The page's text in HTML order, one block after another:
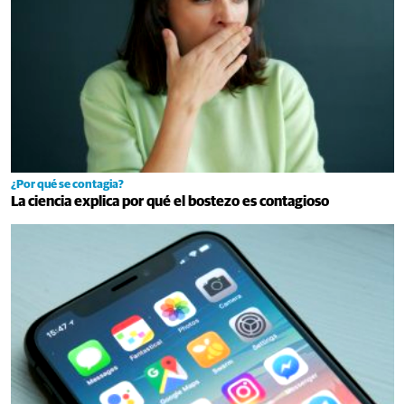
¿Por qué se contagia?
La ciencia explica por qué el bostezo es contagioso